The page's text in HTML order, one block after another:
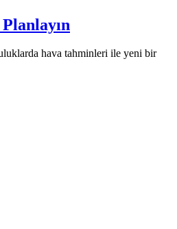
hava tahminleri ile yeni bir